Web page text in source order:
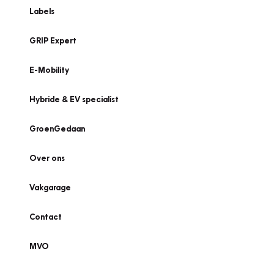
Labels
GRIP Expert
E-Mobility
Hybride & EV specialist
GroenGedaan
Over ons
Vakgarage
Contact
MVO